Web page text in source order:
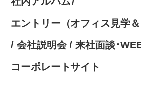
エントリー（オフィス見学
/ 会社説明会 / 来社面談･
コーポレートサイト